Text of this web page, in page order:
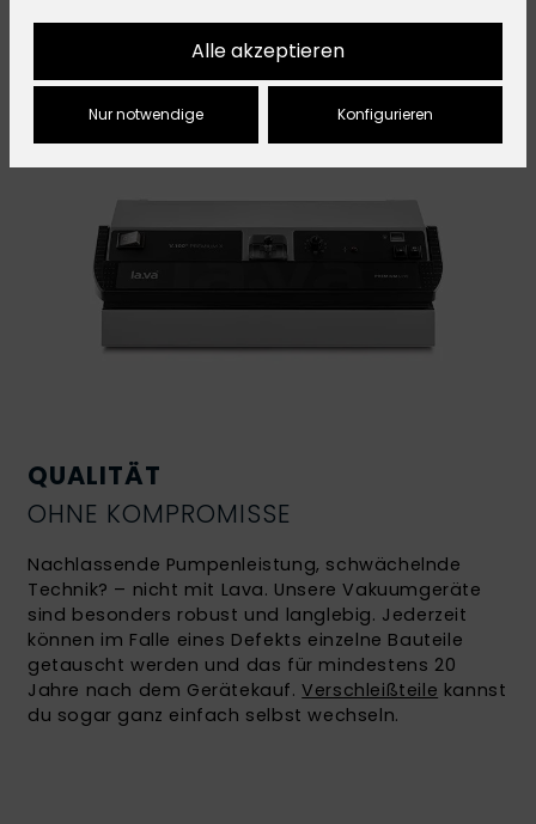
QUALITÄT
OHNE KOMPROMISSE
Nachlassende Pumpenleistung, schwächelnde
Technik? – nicht mit Lava. Unsere Vakuumgeräte
sind besonders robust und langlebig. Jederzeit
können im Falle eines Defekts einzelne Bauteile
getauscht werden und das für mindestens 20
Jahre nach dem Gerätekauf.Verschleißteile kannst
du sogar ganz einfach selbst wechseln.
Alle akzeptieren
Nur notwendige Konfigurieren